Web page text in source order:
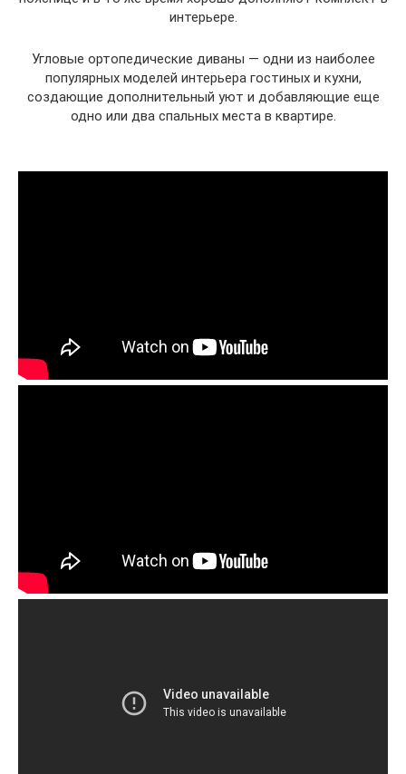
интерьере.
Угловые ортопедические диваны — одни из наиболее
популярных моделей интерьера гостиных и кухни,
создающие дополнительный уют и добавляющие еще
одно или два спальных места в квартире.